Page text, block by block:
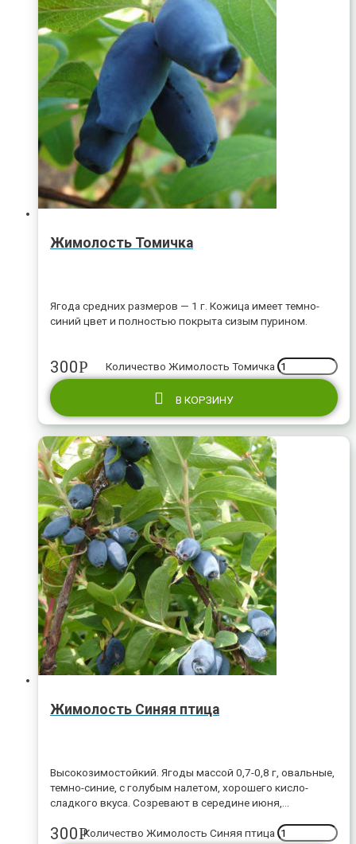
Жимолость Томичка
Ягода средних размеров — 1 г. Кожица имеет темно-
синий цвет и полностью покрыта сизым пурином.
300Р Количество Жимолость Томичка
В КОРЗИНУ
Жимолость Синяя птица
Высокозимостойкий. Ягоды массой 0,7-0,8 г, овальные,
темно-синие, с голубым налетом, хорошего кисло-
сладкого вкуса. Созревают в середине июня,
300РКоличество Жимолость Синяя птица